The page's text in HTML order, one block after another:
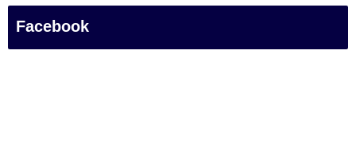
「マジシャン和歌山旅 白浜町・白良湯」
Facebook